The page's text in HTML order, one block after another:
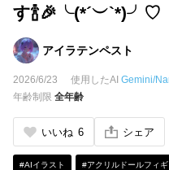
す🍾🎉╰(*´︶`*)╯♡
アイラテンペスト
2026/6/23 使用したAI Gemini/
年齢制限 全年齢
いいね 6 シェア
#AIイラスト #アクリルドールフィギ